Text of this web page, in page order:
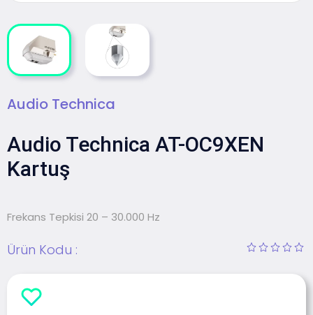
Audio Technica
Audio Technica AT-OC9XEN
Kartuş
Frekans Tepkisi 20 – 30.000 Hz
Ürün Kodu :